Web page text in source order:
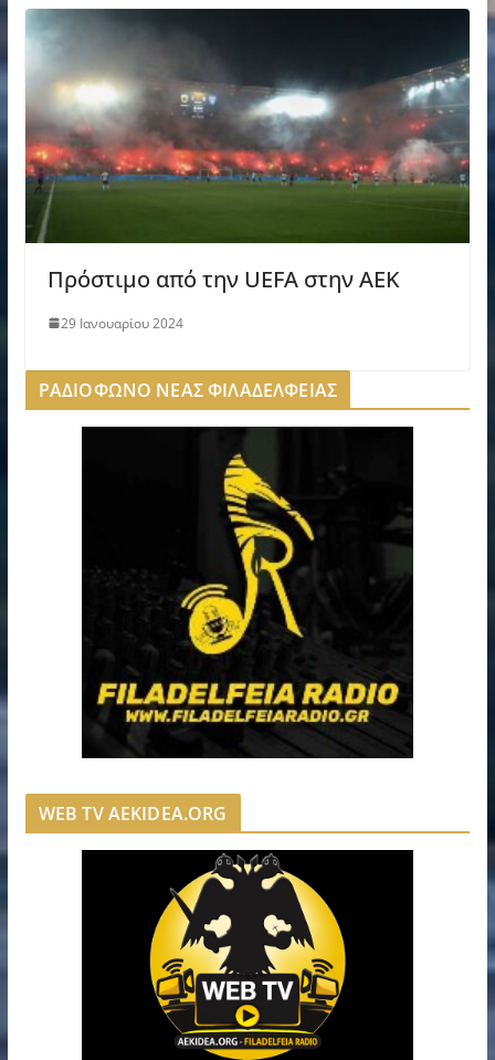
Πρόστιμο από την UEFA στην ΑΕΚ
29 Ιανουαρίου 2024
ΡΑΔΙΟΦΩΝΟ ΝΕΑΣ ΦΙΛΑΔΕΛΦΕΙΑΣ
WEB TV AEKIDEA.ORG